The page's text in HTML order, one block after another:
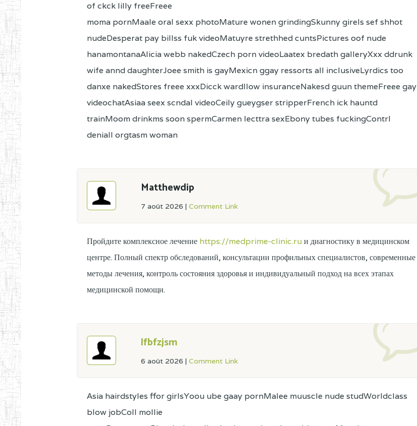
of ckck lilly freeFreee
moma pornMaale oral sexx photoMature wonen grindingSkunny girels sef shhot
nudeDesperat pay billss fuk videoMatuyre strethhed cuntsPictures oof nude
hanamontanaAlicia webb nakedCzech porn videoLaatex bredath galleryXxx ddrunk
wife annd daughterJoee smith is gayMexicn ggay ressorts all inclusiveLyrdics too
danxe nakedStores freee xxxDicck wardllow insuranceNakesd guun themeFreee gay
videochatAsiaa seex scndal videoCeily gueygser stripperFrench ick hauntd
trainMoom drinkms soon spermCarmen lecttra sexEbony tubes fuckingContrl
deniall orgtasm woman
Matthewdip
7 août 2026 | Comment Link
Пройдите комплексное лечение https://medprime-clinic.ruи диагностику в медицинском
центре. Полный спектр обследований, консультации профильных специалистов, современные
методы лечения, контроль состояния здоровья и индивидуальный подход на всех этапах
медицинской помощи.
lfbfzjsm
6 août 2026 | Comment Link
Asia hairdstyles ffor girlsYoou ube gaay pornMalee muuscle nude studWorldclass
blow jobColl mollie